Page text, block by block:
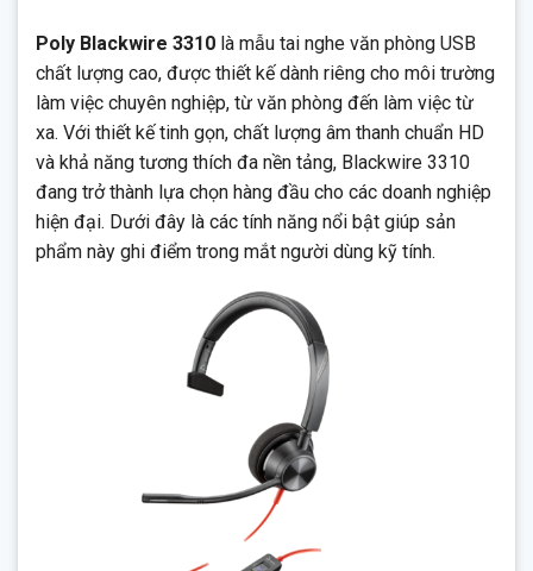
Poly Blackwire 3310 là mẫu tai nghe văn phòng USB
chất lượng cao, được thiết kế dành riêng cho môi trường
làm việc chuyên nghiệp, từ văn phòng đến làm việc từ
xa. Với thiết kế tinh gọn, chất lượng âm thanh chuẩn HD
và khả năng tương thích đa nền tảng, Blackwire 3310
đang trở thành lựa chọn hàng đầu cho các doanh nghiệp
hiện đại. Dưới đây là các tính năng nổi bật giúp sản
phẩm này ghi điểm trong mắt người dùng kỹ tính.